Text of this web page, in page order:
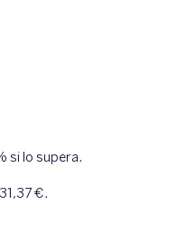
si lo supera.
€.